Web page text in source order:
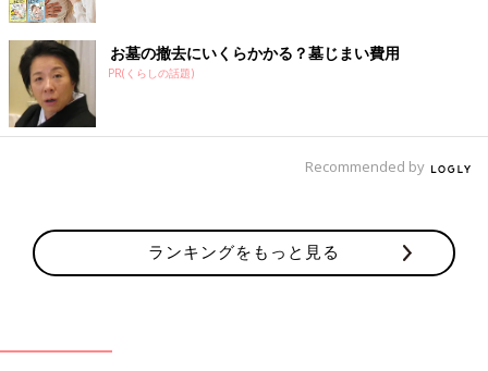
お墓の撤去にいくらかかる？墓じまい費用
PR(くらしの話題)
Recommended by
ランキングをもっと見る